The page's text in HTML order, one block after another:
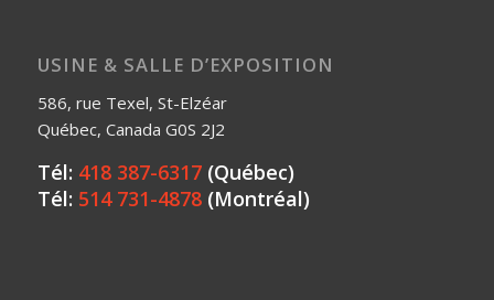
USINE & SALLE D’EXPOSITION
586, rue Texel, St-Elzéar
Québec, Canada G0S 2J2
Tél: 418 387-6317(Québec)
Tél: 514 731-4878(Montréal)